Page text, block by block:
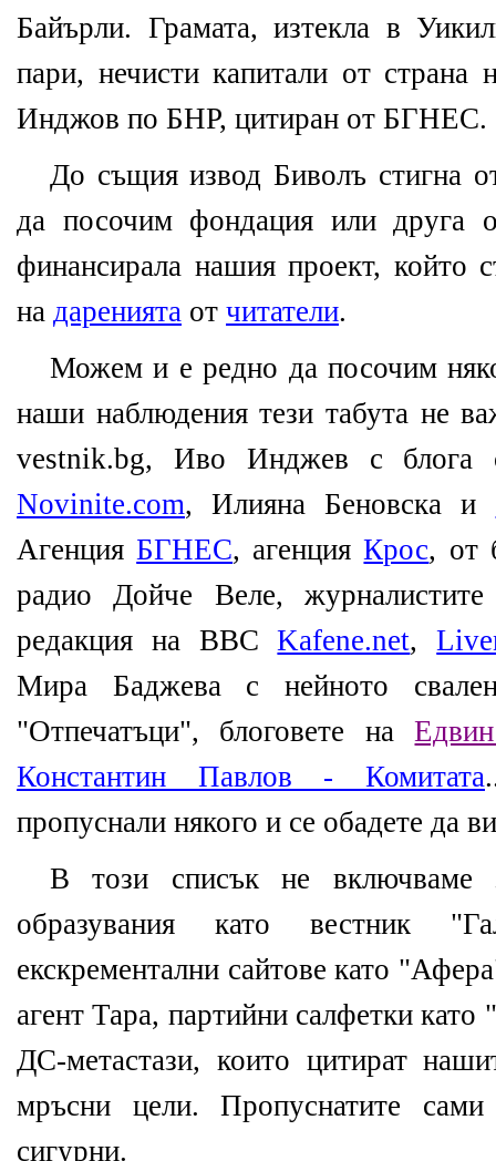
Байърли. Грамата, изтекла в
пари, нечисти капитали от
Инджов по БНР, цитиран от БГНЕС.
До същия извод Биволъ стигна
да посочим фондация или друга
финансирала нашия проект, който
на даренията от читатели.
Можем и е редно да посочим
наши наблюдения тези табута не
vestnik.bg, Иво Инджев с
Novinite.com, Илияна Беновска и
АгенцияБГНЕС, агенцияКрос, от
радио Дойче Веле,
редакция на BBCKafene.net,
Мира Баджева с нейното
"Отпечатъци", блоговете на
Константин Павлов - Комитата
пропуснали някого и се обадете да
В този списък не включваме
образувания като вестник
екскрементални сайтове като
агент Тара, партийни салфетки
ДС-метастази, които цитират
мръсни цели. Пропуснатите
сигурни.